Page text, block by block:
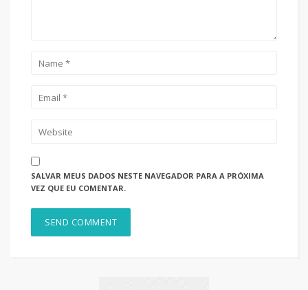
SALVAR MEUS DADOS NESTE NAVEGADOR PARA A PRÓXIMA
VEZ QUE EU COMENTAR.